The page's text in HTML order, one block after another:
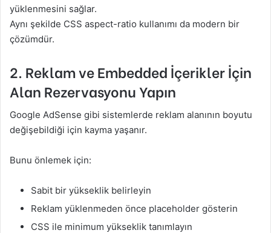
yüklenmesini sağlar.
Aynı şekilde CSS aspect-ratio kullanımı da modern bir
çözümdür.
2. Reklam ve Embedded İçerikler İçin
Alan Rezervasyonu Yapın
Google AdSense gibi sistemlerde reklam alanının boyutu
değişebildiği için kayma yaşanır.
Bunu önlemek için:
Sabit bir yükseklik belirleyin
Reklam yüklenmeden önce placeholder gösterin
CSS ile minimum yükseklik tanımlayın